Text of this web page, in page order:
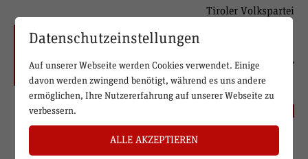
Tiroler Volkspartei
Datenschutzeinstellungen
Auf unserer Webseite werden Cookies verwendet. Einige
davon werden zwingend benötigt, während es uns andere
ermöglichen, Ihre Nutzererfahrung auf unserer Webseite zu
verbessern.
ALLE AKZEPTIEREN